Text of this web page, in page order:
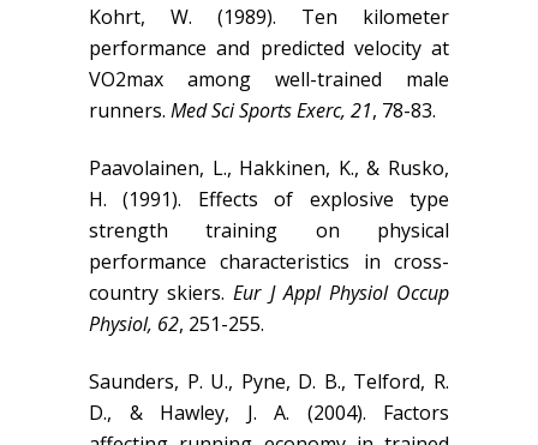
Kohrt, W. (1989). Ten kilometer
performance and predicted velocity at
VO2max among well-trained male
runners. Med Sci Sports Exerc, 21, 78-83.
Paavolainen, L., Hakkinen, K., & Rusko,
H. (1991). Effects of explosive type
strength training on physical
performance characteristics in cross-
country skiers.Eur J Appl Physiol Occup
Physiol, 62, 251-255.
Saunders, P. U., Pyne, D. B., Telford, R.
D., & Hawley, J. A. (2004). Factors